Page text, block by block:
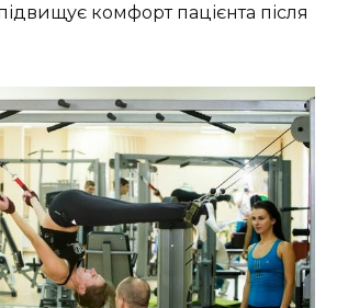
підвищує комфорт пацієнта після